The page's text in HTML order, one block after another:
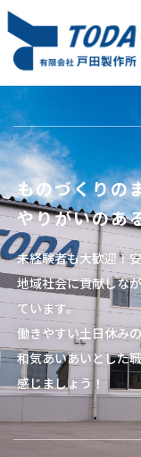
ものづくりの
やりがいのあ
未経験者も大歓迎！
地域社会に貢献しな
ています。
働きやすい土日休み
和気あいあいとした
感じましょう！